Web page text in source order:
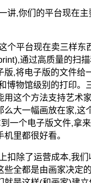
讲,你们的平台现在
个平台现在卖三样东
通过高质量的扫
版,将电子版的文件给
博物馆级别的打印。
用这个方法支持艺术
么大一幅画放在家,这
一个电子版文件,拿
里都很好看。
扣除了运营成本,我
些全都是由画家决定